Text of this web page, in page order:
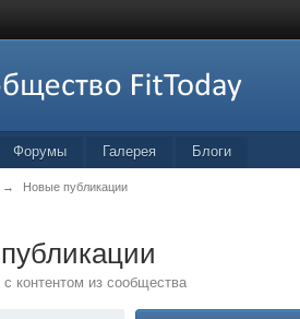
Форумы Галерея Блоги
→ Новые публикации
контентом из сообщества